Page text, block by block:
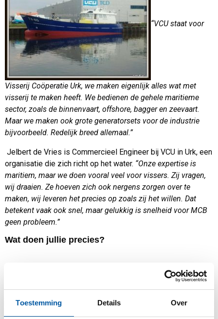
Toestemming Details Over
Werken bij MCB
“VCU staat voor
Visserij Coöperatie Urk, we maken eigenlijk alles wat met
visserij te maken heeft. We bedienen de gehele maritieme
sector, zoals de binnenvaart, offshore, bagger en zeevaart.
Maar we maken ook grote generatorsets voor de industrie
bijvoorbeeld. Redelijk breed allemaal.”
Jelbert de Vries is Commercieel Engineer bij VCU in Urk, een
organisatie die zich richt op het water. “Onze expertise is
maritiem, maar we doen vooral veel voor vissers. Zij vragen,
wij draaien. Ze hoeven zich ook nergens zorgen over te
maken, wij leveren het precies op zoals zij het willen. Dat
betekent vaak ook snel, maar gelukkig is snelheid voor MCB
geen probleem.”
Wat doen jullie precies?
wij kunnen ook een complete vangstverwerking op een werf
plaatsen. Eigenlijk alles wat met visserijschepen te maken
heeft. We werken over de hele firma met ongeveer 100 man,